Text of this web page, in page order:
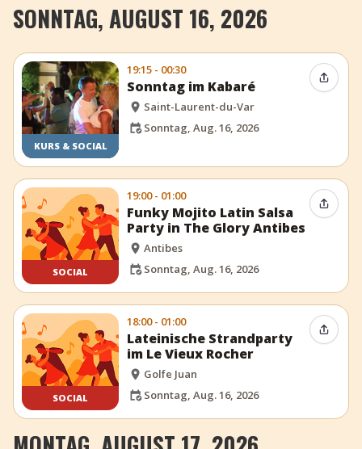
SONNTAG, AUGUST 16, 2026
KURS & SOCIAL
19:15 - 00:30
Sonntag im Kabaré
Saint-Laurent-du-Var
Sonntag, Aug. 16, 2026
Event
SOCIAL
19:00 - 01:00
Funky Mojito Latin Salsa
Party in The Glory Antibes
Antibes
Sonntag, Aug. 16, 2026
Event
SOCIAL
18:00 - 01:00
Lateinische Strandparty
im Le Vieux Rocher
Golfe Juan
Sonntag, Aug. 16, 2026
Event